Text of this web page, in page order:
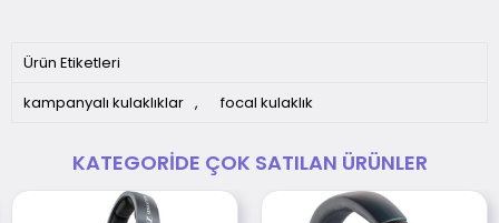
Ürün Etiketleri
kampanyalı kulaklıklar , focal kulaklık
KATEGORIDE ÇOK SATILAN ÜRÜNLER